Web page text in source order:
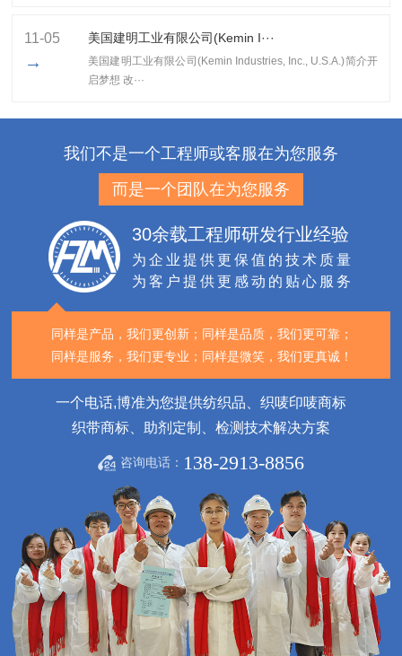
11-05
→
美国建明工业有限公司(Kemin I···
美国建明工业有限公司(Kemin Industries, Inc., U.S.A.)简介开
启梦想 改···
我们不是一个工程师或客服在为您服务
而是一个团队在为您服务
30余载工程师研发行业经验
为企业提供更保值的技术质量
为客户提供更感动的贴心服务
同样是产品，我们更创新； 同样是品质，我们更可靠；
同样是服务，我们更专业； 同样是微笑，我们更真诚！
一个电话,博准为您提供纺织品、织唛印唛商标
织带商标、助剂定制、检测技术解决方案
咨询电话： 138-2913-8856